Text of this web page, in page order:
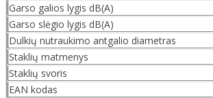
Garso galios lygis dB(A)
Garso slėgio lygis dB(A)
Dulkių nutraukimo antgalio diametras
Staklių matmenys
Staklių svoris
EAN kodas